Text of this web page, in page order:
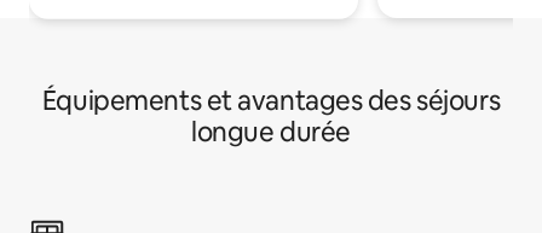
Équipements et avantages des séjours
longue durée